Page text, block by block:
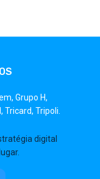
Grupo H,
Tricard, Tripoli.
digital